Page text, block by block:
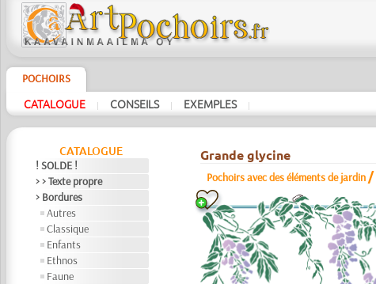
POCHOIRS
CATALOGUE | CONSEILS | EXEMPLES |
CATALOGUE
! SOLDE !
> > Texte propre
> Bordures
Autres
Classique
Enfants
Ethnos
Faune
Grande glycine
Pochoirs avec des éléments de jardin /